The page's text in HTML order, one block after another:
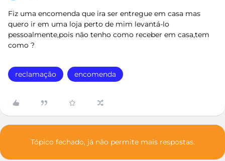
Fiz uma encomenda que ira ser entregue em casa mas
quero ir em uma loja perto de mim levantá-lo
pessoalmente,pois não tenho como receber em casa,tem
como ?
reclamação encomenda
Tópico fechado, já não permite mais respostas.